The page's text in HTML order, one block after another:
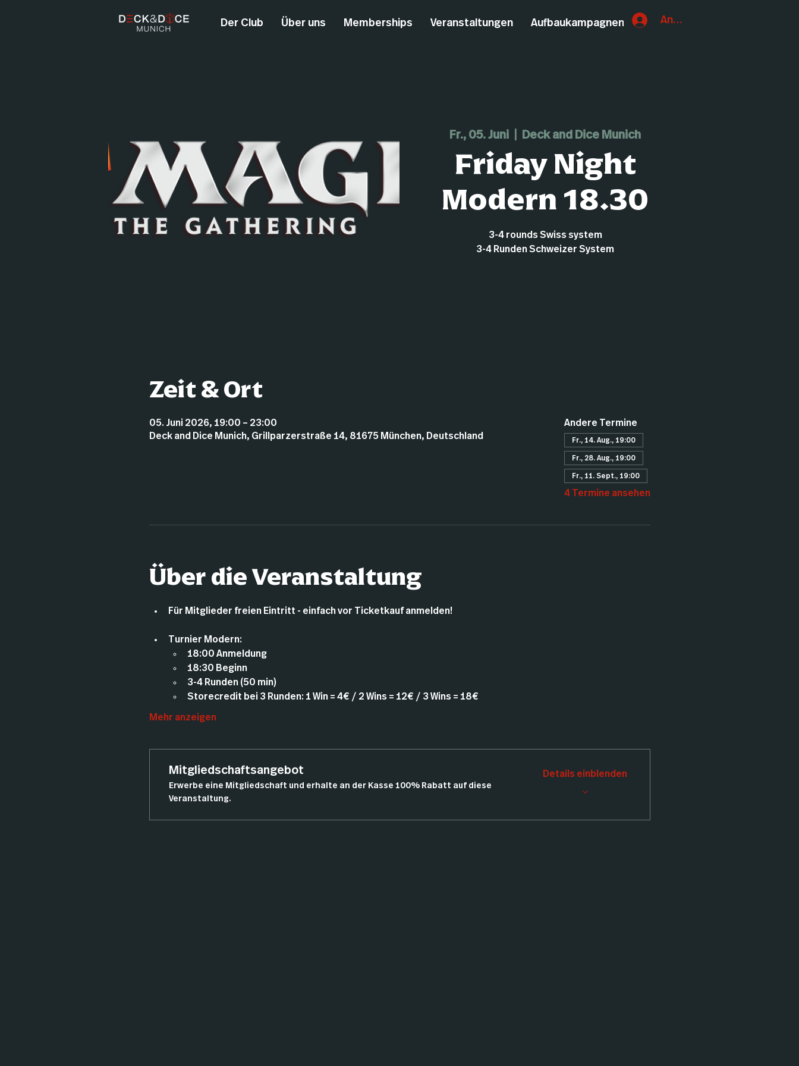
Der Club Über uns Memberships Veranstaltungen Aufbaukampagnen Anmelden
Fr., 05. Juni Deck and Dice Munich
Friday Night
Modern 18.30
3-4 rounds Swiss system
3-4 Runden Schweizer System
Zeit & Ort
05. Juni 2026, 19:00 – 23:00
Deck and Dice Munich, Grillparzerstraße 14, 81675 München, Deutschland
Andere Termine
Fr., 14. Aug., 19:00
Fr., 28. Aug., 19:00
Fr., 11. Sept., 19:00
4 Termine ansehen
Über die Veranstaltung
Für Mitglieder freien Eintritt - einfach vor Ticketkauf anmelden!
Turnier Modern:
18:00 Anmeldung
18:30 Beginn
3-4 Runden (50 min)
Storecredit bei 3 Runden: 1 Win = 4€ / 2 Wins = 12€ / 3 Wins = 18€
Mehr anzeigen
Mitgliedschaftsangebot
Erwerbe eine Mitgliedschaft und erhalte an der Kasse 100% Rabatt auf diese
Veranstaltung.
Details einblenden